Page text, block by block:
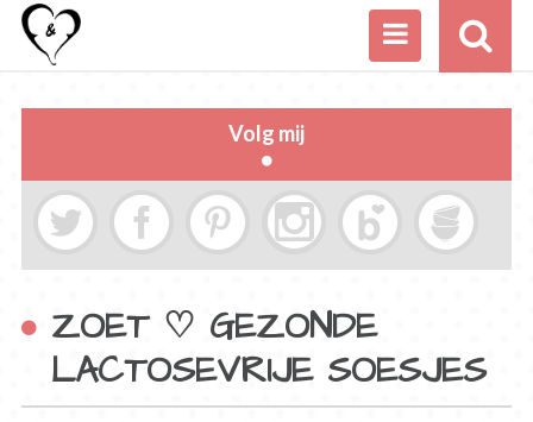
Volg mij
ZOET ♡ GEZONDE
LACTOSEVRIJE SOESJES